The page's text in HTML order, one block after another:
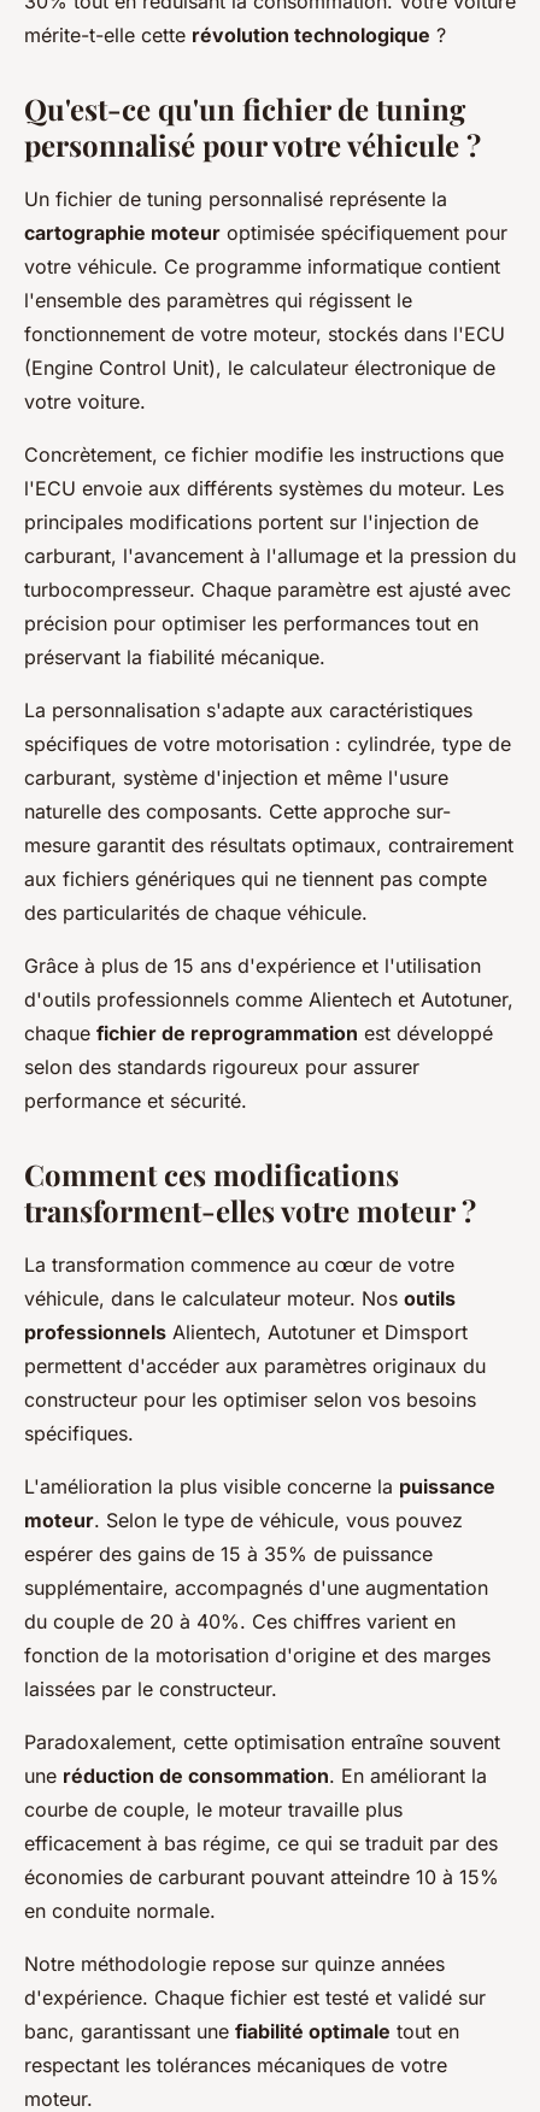
mérite-t-elle cette révolution technologique ?
Qu'est-ce qu'un fichier de tuning
personnalisé pour votre véhicule ?
Un fichier de tuning personnalisé représente la
cartographie moteur optimisée spécifiquement pour
votre véhicule. Ce programme informatique contient
l'ensemble des paramètres qui régissent le
fonctionnement de votre moteur, stockés dans l'ECU
(Engine Control Unit), le calculateur électronique de
votre voiture.
Concrètement, ce fichier modifie les instructions que
l'ECU envoie aux différents systèmes du moteur. Les
principales modifications portent sur l'injection de
carburant, l'avancement à l'allumage et la pression du
turbocompresseur. Chaque paramètre est ajusté avec
précision pour optimiser les performances tout en
préservant la fiabilité mécanique.
La personnalisation s'adapte aux caractéristiques
spécifiques de votre motorisation : cylindrée, type de
carburant, système d'injection et même l'usure
naturelle des composants. Cette approche sur-
mesure garantit des résultats optimaux, contrairement
aux fichiers génériques qui ne tiennent pas compte
des particularités de chaque véhicule.
Grâce à plus de 15 ans d'expérience et l'utilisation
d'outils professionnels comme Alientech et Autotuner,
chaque fichier de reprogrammation est développé
selon des standards rigoureux pour assurer
performance et sécurité.
Comment ces modifications
transforment-elles votre moteur ?
La transformation commence au cœur de votre
véhicule, dans le calculateur moteur. Nos outils
professionnels Alientech, Autotuner et Dimsport
permettent d'accéder aux paramètres originaux du
constructeur pour les optimiser selon vos besoins
spécifiques.
L'amélioration la plus visible concerne la puissance
moteur. Selon le type de véhicule, vous pouvez
espérer des gains de 15 à 35% de puissance
supplémentaire, accompagnés d'une augmentation
du couple de 20 à 40%. Ces chiffres varient en
fonction de la motorisation d'origine et des marges
laissées par le constructeur.
Paradoxalement, cette optimisation entraîne souvent
une réduction de consommation. En améliorant la
courbe de couple, le moteur travaille plus
efficacement à bas régime, ce qui se traduit par des
économies de carburant pouvant atteindre 10 à 15%
en conduite normale.
Notre méthodologie repose sur quinze années
d'expérience. Chaque fichier est testé et validé sur
banc, garantissant une fiabilité optimale tout en
respectant les tolérances mécaniques de votre
moteur.